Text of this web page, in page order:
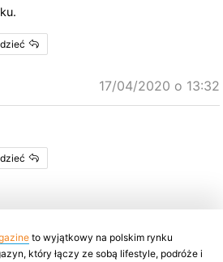
17/04/2020 o 13:32
to wyjątkowy na polskim rynku
który łączy ze sobą lifestyle, podróże i